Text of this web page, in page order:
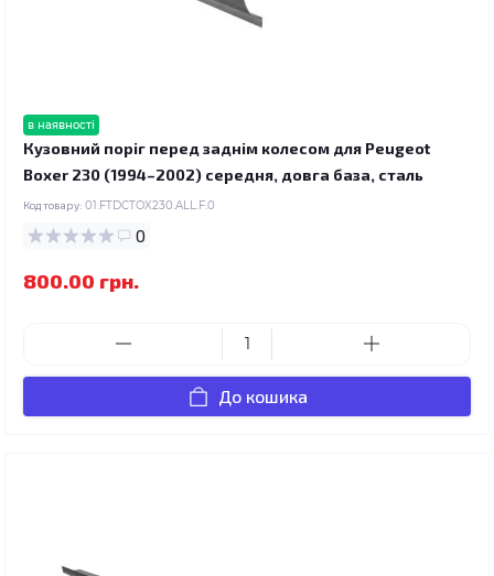
в наявності
Кузовний поріг перед заднім колесом для Peugeot
Boxer 230 (1994–2002) середня, довга база, сталь
Код товару: 01.FTDCTOX230.ALL.F.0
0
800.00 грн.
До кошика